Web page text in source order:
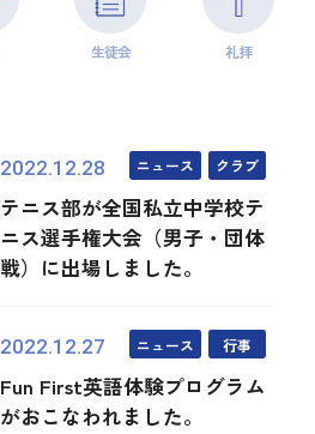
生徒会 礼拝
2022.12.28 ニュース クラブ
テニス部が全国私立中学校テ
ニス選手権大会（男子・団体
戦）に出場しました。
2022.12.27 ニュース 行事
Fun First英語体験プログラム
がおこなわれました。